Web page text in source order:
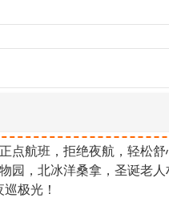
点航班，拒绝夜航，轻松舒
园，北冰洋桑拿，圣诞老人
极光！